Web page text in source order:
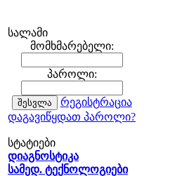
სალამი
მომხმარებელი:
პაროლი:
რეგისტრაცია
დაგავიწყდათ პაროლი?
სტატიები
დიაგნოსტიკა
სამედ. ტექნოლოგიები